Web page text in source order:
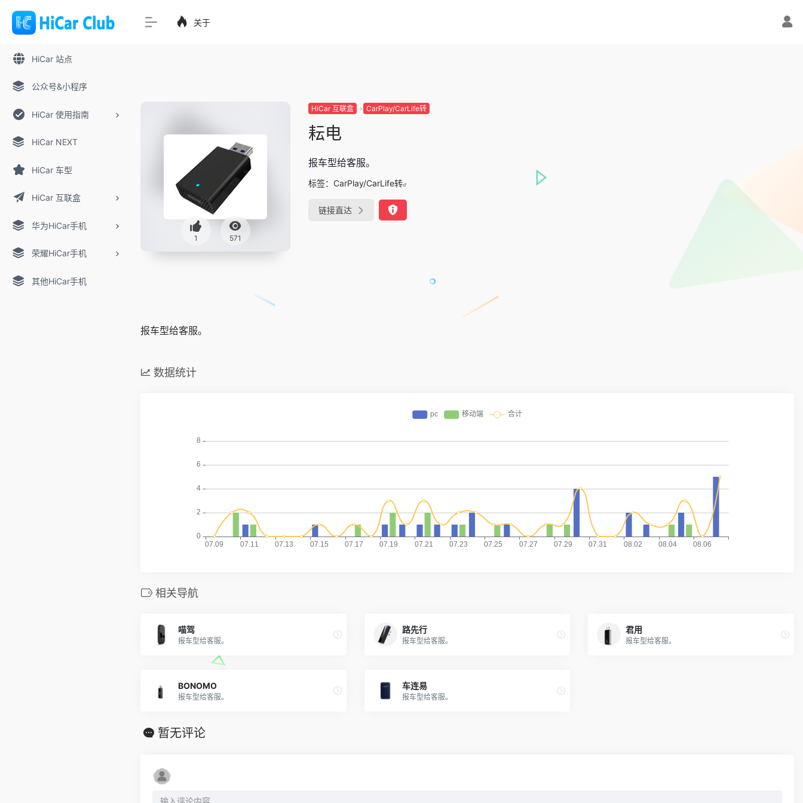
HiCar 站点
公众号&小程序
HiCar 使用指南
HiCar NEXT
HiCar 车型
HiCar 互联盒
华为HiCar手机
荣耀HiCar手机
其他HiCar手机
关于
1 571
HiCar 互联盒 CarPlay/CarLife转
耘电
报车型给客服。
标签： CarPlay/CarLife转
链接直达
报车型给客服。
数据统计
相关导航
喵驾
报车型给客服。
路先行
报车型给客服。
君用
报车型给客服。
BONOMO
报车型给客服。
车连易
报车型给客服。
暂无评论